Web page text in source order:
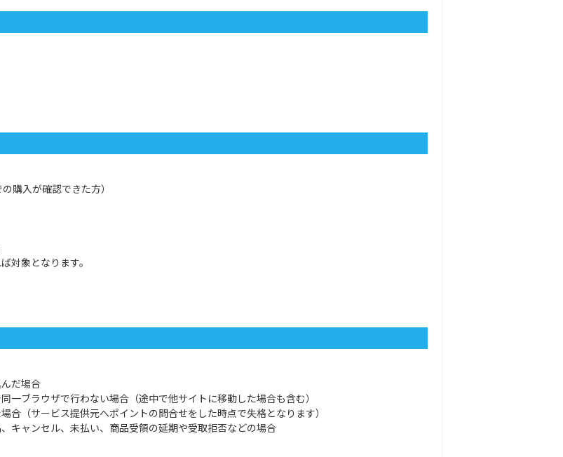
購入が確認できた方）
対象となります。
だ場合
一ブラウザで行わない場合（途中で他サイトに移動した場合も含む）
合（サービス提供元へポイントの問合せをした時点で失格となります）
キャンセル、未払い、商品受領の延期や受取拒否などの場合